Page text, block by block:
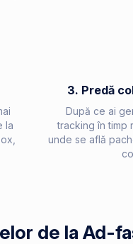
la
3. Predă
După ce ai
tracking în timp
unde se află
de la Ad-